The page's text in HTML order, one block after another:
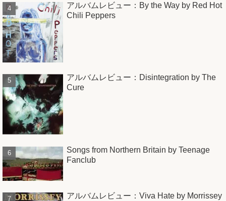
アルバムレビュー：By the Way by Red Hot
Chili Peppers
アルバムレビュー：Disintegration by The
Cure
Songs from Northern Britain by Teenage
Fanclub
アルバムレビュー：Viva Hate by Morrissey